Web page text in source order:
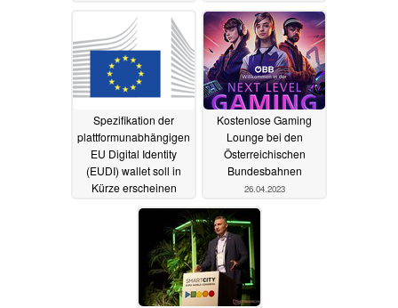
13.09.2023
07.09.2023
Spezifikation der
plattformunabhängigen
EU Digital Identity
(EUDI) wallet soll in
Kürze erscheinen
17.06.2023
Kostenlose Gaming
Lounge bei den
Österreichischen
Bundesbahnen
26.04.2023